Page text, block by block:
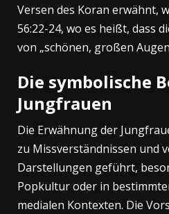
Versen des Koran erwähnt,
56:22-24, wo es heißt, dass
von „schönen, großen
Die symbolische
Jungfrauen
Die Erwähnung der
zu Missverständnissen und
Darstellungen geführt,
Popkultur oder in
medialen Kontexten. Die